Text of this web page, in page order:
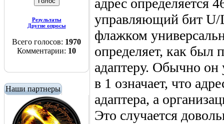
Результаты
Другие опросы
Всего голосов: 1970
Комментарии: 10
Наши партнеры
адрес определяется
управляющий бит U/
флажком
определяет, как был
адаптеру. Обычно он
в 1 означает, что
адаптера, а
Это случается